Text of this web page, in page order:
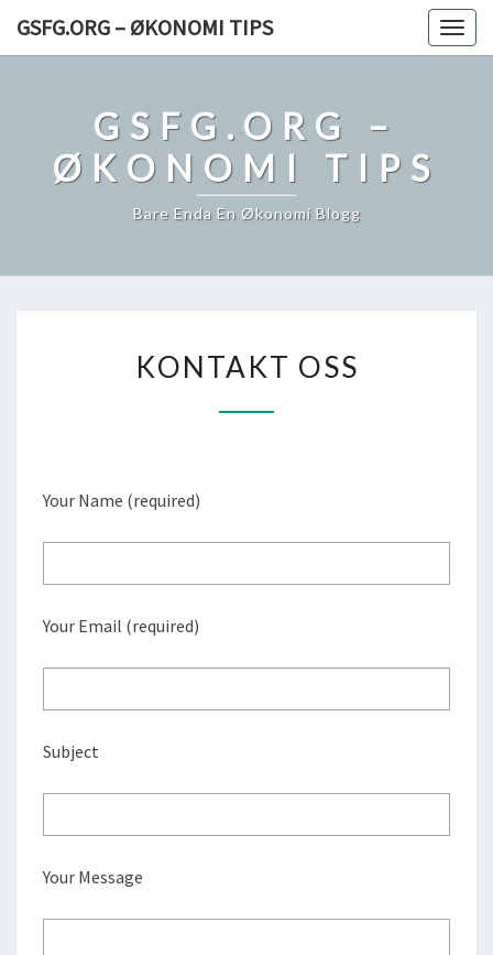
GSFG.ORG – ØKONOMI TIPS
GSFG.ORG –
ØKONOMI TIPS
Bare Enda En Økonomi Blogg
OSS
KONTAKT OSS
Your Name (required)
Your Email (required)
Subject
Your Message